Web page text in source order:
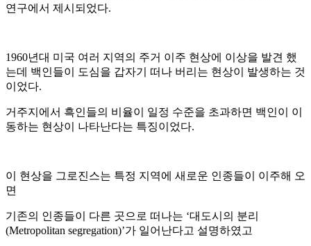
연구에서 제시되었다.
1960년대 미국 여러 지역의 주거 이주 현상에 이상을 발견 했
는데 백인들이 도심을 갑자기 떠나 버리는 현상이 발생하는 것
이었다.
거주지에서 흑인들의 비율이 일정 수준을 초과하면 백인이 이
동하는 현상이 나타난다는 특징이었다.
이 현상을 그로진스는 특정 지역에 새로운 인종들이 이주해 오
면
기존의 인종들이 다른 곳으로 떠나는 ‘대도시의 분리
(Metropolitan segregation)’가 일어난다고 설명하였고